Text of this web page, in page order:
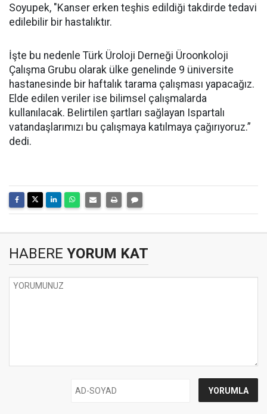
Soyupek, "Kanser erken teşhis edildiği takdirde tedavi
edilebilir bir hastalıktır.
İşte bu nedenle Türk Üroloji Derneği Üroonkoloji
Çalışma Grubu olarak ülke genelinde 9 üniversite
hastanesinde bir haftalık tarama çalışması yapacağız.
Elde edilen veriler ise bilimsel çalışmalarda
kullanılacak. Belirtilen şartları sağlayan Ispartalı
vatandaşlarımızı bu çalışmaya katılmaya çağırıyoruz.”
dedi.
HABERE YORUM KAT